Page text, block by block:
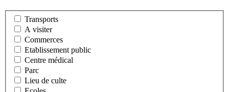
Transports
A visiter
Commerces
Etablissement public
Centre médical
Parc
Lieu de culte